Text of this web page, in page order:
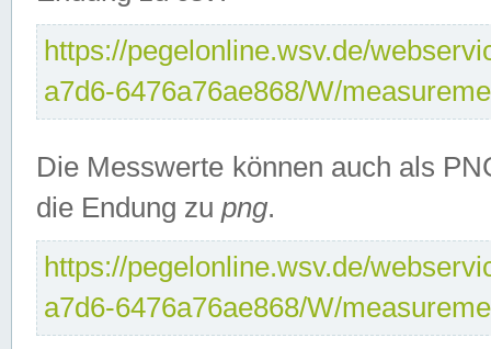
https://pegelonline.wsv.de/
a7d6-6476a76ae868/W/
Die Messwerte können auch als
die Endung zu png.
https://pegelonline.wsv.de/
a7d6-6476a76ae868/W/